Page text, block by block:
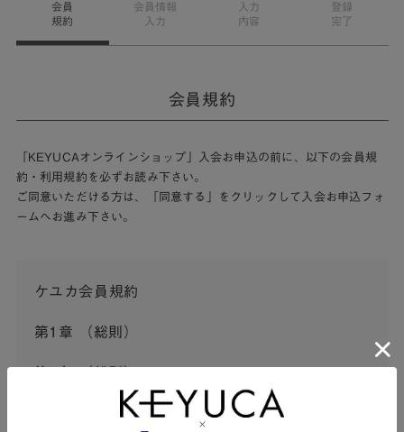
会員
規約
会員情報
入力
入力
内容
登録
完了
会員規約
「KEYUCAオンラインショップ」入会お申込の前に、以下の会員規
約・利用規約を必ずお読み下さい。
ご同意いただける方は、「同意する」をクリックして入会お申込フォ
ームへお進み下さい。
ケユカ会員規約
第1章 （総則）
この会員規約（以下「本規約」といいます。）は、河淳株
式会社ケユカ事業部（以下「弊社」といいます。）が提供